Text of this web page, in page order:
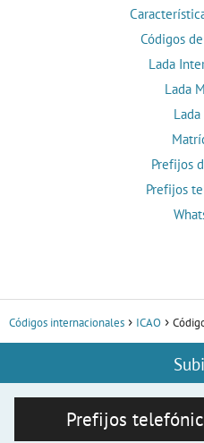
Códigos
Lada
Lada
Lada
Prefijos
Prefijos
Códigos internacionales ICAO
Prefijos